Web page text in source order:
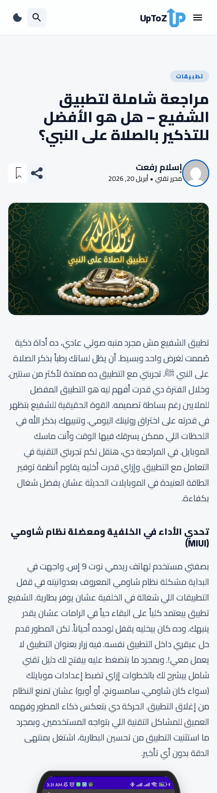
UpToZ
تطبيقات
مراجعة شاملة لتطبيق
الشفيع – هل هو الأفضل
للتذكير بالصلاة على النبي؟
إسلام رفعت
محرر تقني • أبريل 20, 2026
تطبيق الشفيع مش مجرد منبه صوتي عادي، ده أداة ذكية
صُممت لغرض واحد وبسيط. أن يظل لسانك رطباً بذكر الصلاة
على النبي ﷺ. تجربتي مع التطبيق ده ممتدة لأكثر من سنتين.
وخلال الفترة دي قدرت أفهم ليه هو التطبيق المفضل
للملايين رغم بساطة تصميمه. القوة الحقيقية للشفيع بتظهر
في قدرته على اختراق روتينك اليومي. وتنبيهك بذكر الله في
اللحظات اللي ممكن يسرقك فيها الوقت وأنت ماسك
الموبايل. في المراجعة دي، هنقل لكم تجربتي التقنية في
التعامل مع التطبيق. وإزاي قدرت أخليه يقاوم أنظمة توفير
الطاقة العنيدة في الموبايلات الحديثة عشان يفضل شغال
بكفاءة.
تحدي الأداء في الخلفية ومعضلة نظام شاومي
(MIUI)
بصفتي مستخدم لهاتف ريدمي نوت 9 إس. واجهت في
البداية مشكلة نظام شاومي المعروف بعدوانيته في قفل
التطبيقات اللي شغالة في الخلفية عشان يوفر بطارية. الشفيع
تطبيق بيعتمد كلياً على البقاء حياً في الرامات عشان يقدر
ينبهك. وده كان بيخليه يقفل لوحده أحياناً. لكن المطور قدم
حل عبقري داخل التطبيق نفسه. فيه زرار بعنوان التطبيق لا
يعمل معي!. وبمجرد ما بتضغط عليه بيفتح لك دليل تقني
شامل بيشرح لك بالخطوات إزاي تضبط إعدادات موبايلك
(سواء كان شاومي، سامسونج، أو أوبو) عشان تمنع النظام
من إغلاق التطبيق. الحركة دي بتعكس ذكاء المطور وفهمه
العميق للمشاكل التقنية اللي بتواجه المستخدمين. وبمجرد
ما استثنيت التطبيق من تحسين البطارية، اشتغل بمنتهى
الدقة بدون أي تأخير.